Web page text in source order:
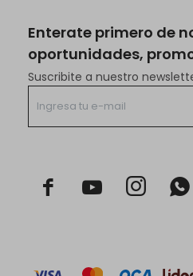
Enterate primero de
oportunidades,
Suscribite a nuestro
  